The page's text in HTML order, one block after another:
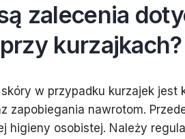
zalecenia
kurzajkach?
w przypadku kurzajek jest
zapobiegania nawrotom.
higieny osobistej. Należy